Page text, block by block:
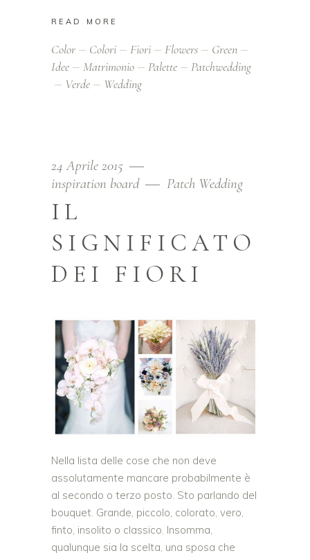
READ MORE
Color Colori Fiori Flowers
Green
Idee
Matrimonio Palette
Patchwedding
Verde
Wedding
24 Aprile 2015
inspiration board
Patch Wedding
IL
SIGNIFICATO
DEI FIORI
Nella lista delle cose che non deve
assolutamente mancare probabilmente è
al secondo o terzo posto. Sto parlando del
bouquet. Grande, piccolo, colorato, vero,
finto, insolito o classico. Insomma,
qualunque sia la scelta, una sposa che